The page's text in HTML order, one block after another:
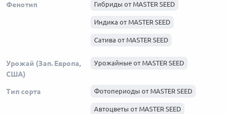
Фенотип Гибриды от MASTER SEED
Индика от MASTER SEED
Сатива от MASTER SEED
Урожай (Зап. Европа,
США)
Урожайные от MASTER SEED
Тип сорта Фотопериоды от MASTER SEED
Автоцветы от MASTER SEED